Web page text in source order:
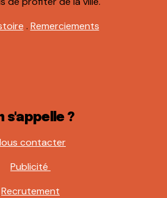
. Remerciements
s'appelle ?
contacter
Publicité
Recrutement